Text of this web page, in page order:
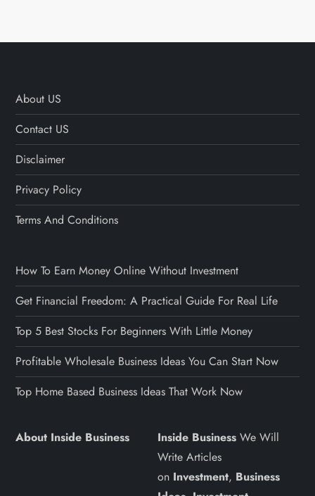
About US
Contact US
Disclaimer
Privacy Policy
Terms And Conditions
How To Earn Money Online Without Investment
Get Financial Freedom: A Practical Guide For Real Life
Top 5 Best Stocks For Beginners With Little Money
Profitable Wholesale Business Ideas You Can Start Now
Top Home Based Business Ideas That Work Now
About Inside Business Inside Business We Will
Write Articles
on Investment, Business